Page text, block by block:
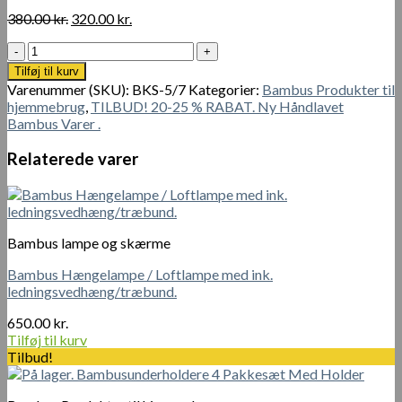
380.00kr. Den
var:
380.00 kr..
320.00kr.
320.00 kr..
Bestikbakke
bestikindsats
bambus
udvidelig
5-
7
rum
robust
antal
Tilføj til kurv
Varenummer (SKU): BKS-5/7 Kategorier: Bambus Produkter til
hjemmebrug, TILBUD! 20-25 % RABAT. Ny Håndlavet
Bambus Varer .
Relaterede varer
Bambus lampe og skærme
Bambus Hængelampe / Loftlampe med ink.
ledningsvedhæng/træbund.
650.00kr.
Tilføj til kurv
Tilbud!